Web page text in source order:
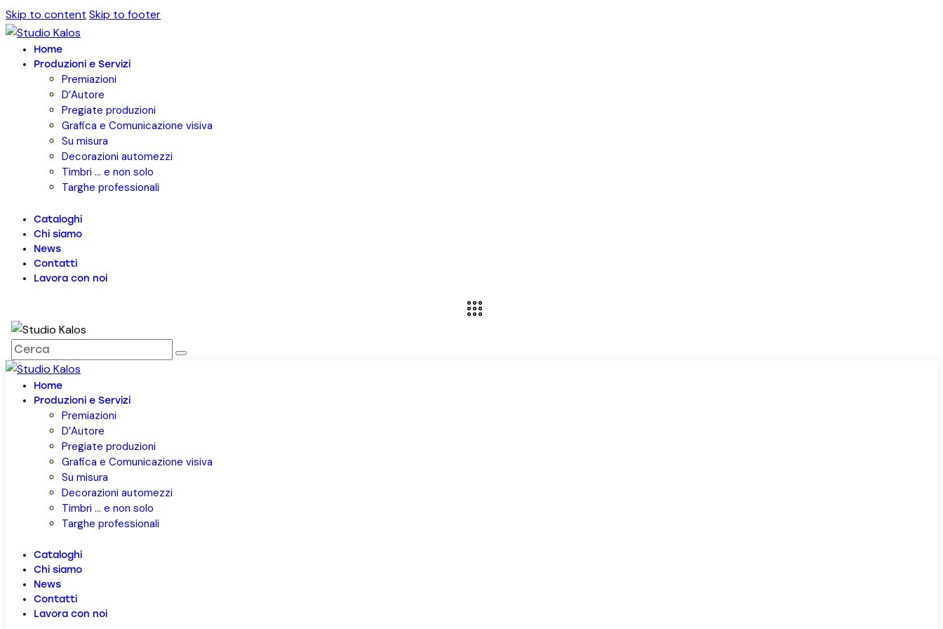
Skip to content Skip to footer
Home
Produzioni e Servizi
Premiazioni
D’Autore
Pregiate produzioni
Grafica e Comunicazione visiva
Su misura
Decorazioni automezzi
Timbri … e non solo
Targhe professionali
Cataloghi
Chi siamo
News
Contatti
Lavora con noi
Home
Produzioni e Servizi
Premiazioni
D’Autore
Pregiate produzioni
Grafica e Comunicazione visiva
Su misura
Decorazioni automezzi
Timbri … e non solo
Targhe professionali
Cataloghi
Chi siamo
News
Contatti
Lavora con noi